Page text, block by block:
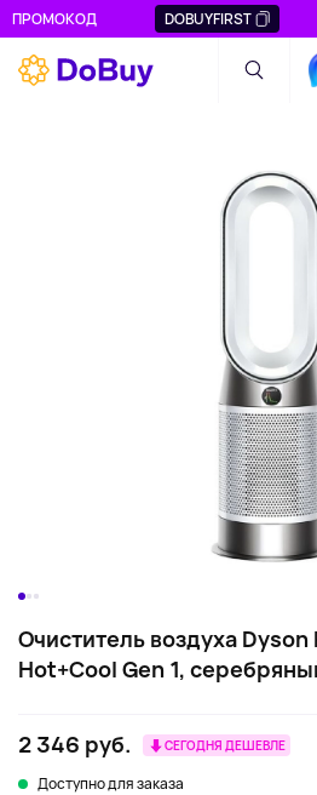
ПРОМОКОД DOBUYFIRST
Очиститель воздуха
Hot+Cool Gen 1,
2 346 руб. СЕГОДНЯ ДЕШЕВЛЕ
Доступно для заказа